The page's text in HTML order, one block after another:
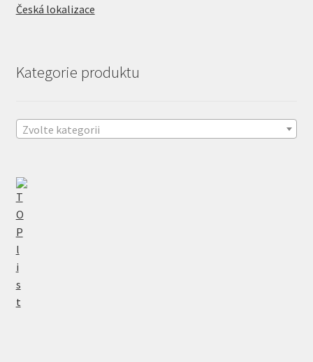
Česká lokalizace
Kategorie produktu
Zvolte kategorii